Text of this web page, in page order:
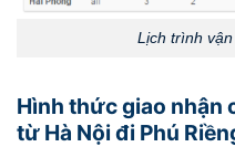
Lịch trình
Hình thức giao nhận
từ Hà Nội đi Phú